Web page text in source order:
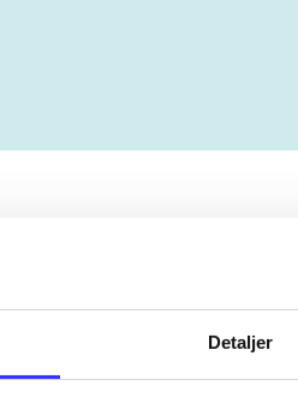
Detaljer